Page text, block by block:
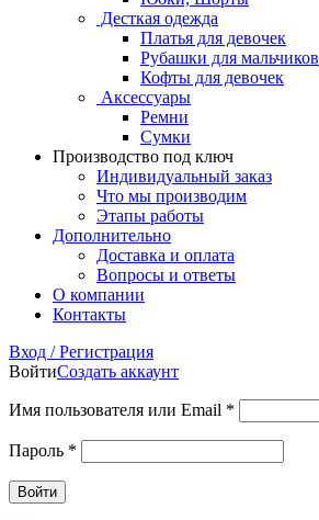
Десткая одежда
Платья для девочек
Рубашки для мальчиков
Кофты для девочек
Аксессуары
Ремни
Сумки
Производство под ключ
Индивидуальный заказ
Что мы производим
Этапы работы
Дополнительно
Доставка и оплата
Вопросы и ответы
О компании
Контакты
Вход / Регистрация
ВойтиСоздать аккаунт
Имя пользователя или Email *
Пароль *
Войти